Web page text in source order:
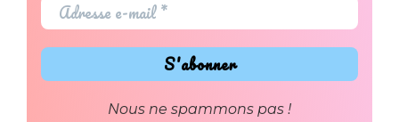
Nous ne spammons pas !